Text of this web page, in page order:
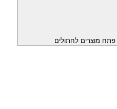
פתח מוצרים לחתולים